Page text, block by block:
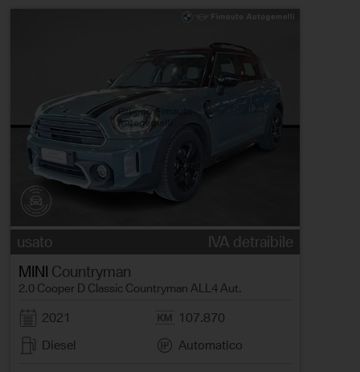
usato
IVA detraibile
MINI Countryman
2.0 Cooper D Classic Countryman ALL4 Aut.
2021
107.870
Diesel
Automatico